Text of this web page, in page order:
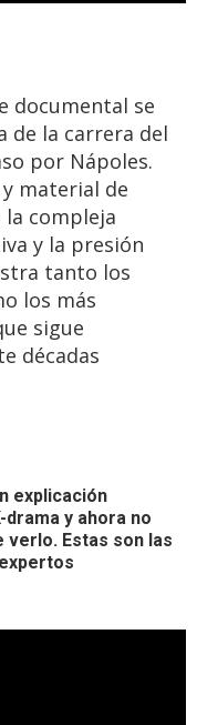
documental se
de la carrera del
por Nápoles.
material de
compleja
y la presión
tanto los
los más
sigue
décadas
explicación
drama y ahora no
verlo. Estas son las